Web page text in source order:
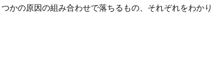
かの原因の組み合わせで落ちるもの、それぞれをわかり